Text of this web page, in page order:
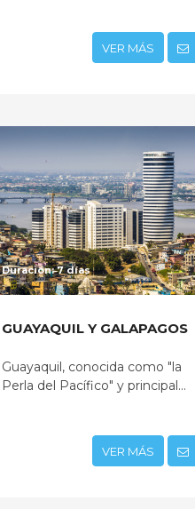
VER MÁS
Duración: 7 días
GUAYAQUIL Y GALAPAGOS
Guayaquil, conocida como "la
Perla del Pacífico" y principal...
VER MÁS